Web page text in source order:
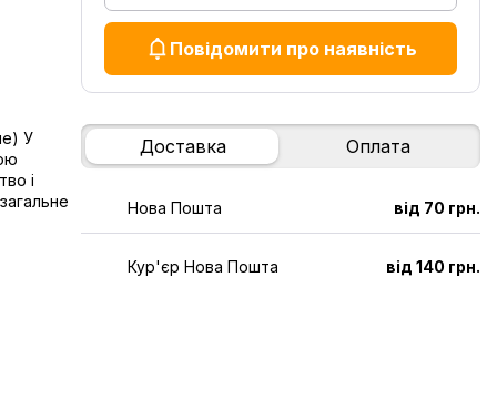
У
і
Повідомити про наявність
Доставка Оплата
Нова Пошта від 70 грн.
Кур'єр Нова Пошта від 140 грн.